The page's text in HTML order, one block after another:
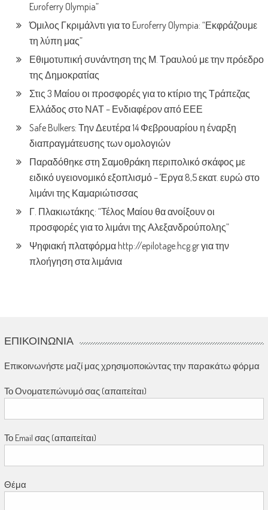
Euroferry Olympia”
Όμιλος Γκριμάλντι για το Euroferry Olympia: “Εκφράζουμε
τη λύπη μας”
Εθιμοτυπική συνάντηση της Μ. Τραυλού με την πρόεδρο
της Δημοκρατίας
Στις 3 Μαίου οι προσφορές για το κτίριο της Τράπεζας
Ελλάδος στο ΝΑΤ – Ενδιαφέρον από ΕΕΕ
Safe Bulkers: Την Δευτέρα 14 Φεβρουαρίου η έναρξη
διαπραγμάτευσης των ομολογιών
Παραδόθηκε στη Σαμοθράκη περιπολικό σκάφος με
ειδικό υγειονομικό εξοπλισμό – Έργα 8,5 εκατ. ευρώ στο
λιμάνι της Καμαριώτισσας
Γ. Πλακιωτάκης: “Τέλος Μαίου θα ανοίξουν οι
προσφορές για το λιμάνι της Αλεξανδρούπολης”
Ψηφιακή πλατφόρμα http://epilotage.hcg.gr για την
πλοήγηση στα λιμάνια
ΕΠΙΚΟΙΝΩΝΊΑ
Επικοινωνήστε μαζί μας χρησιμοποιώντας την παρακάτω φόρμα
Το Ονοματεπώνυμό σας (απαιτείται)
Το Email σας (απαιτείται)
Θέμα